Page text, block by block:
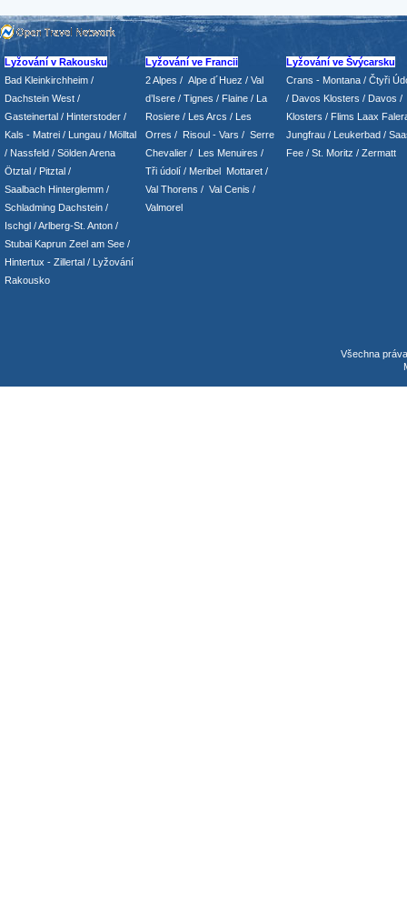
Lyžování v Rakousku
Bad Kleinkirchheim /
Dachstein West /
Gasteinertal / Hinterstoder /
Kals - Matrei / Lungau / Mölltal
/ Nassfeld / Sölden Arena
Ötztal / Pitztal /
Saalbach Hinterglemm /
Schladming Dachstein /
Ischgl /Arlberg-St. Anton /
Stubai Kaprun Zeel am See /
Hintertux - Zillertal / Lyžování
Rakousko
Lyžování ve Francii
2 Alpes / Alpe d´Huez / Val
d’Isere / Tignes / Flaine / La
Rosiere / Les Arcs / Les
Orres / Risoul - Vars / Serre
Chevalier / Les Menuires /
Tři údolí / Meribel Mottaret /
Val Thorens / Val Cenis /
Valmorel
Lyžování ve Švýcarsku
Crans - Montana / Čtyři
/ Davos Klosters / Davos /
Klosters / Flims Laax
Jungfrau / Leukerbad /
Fee / St. Moritz / Zermatt
Všechna